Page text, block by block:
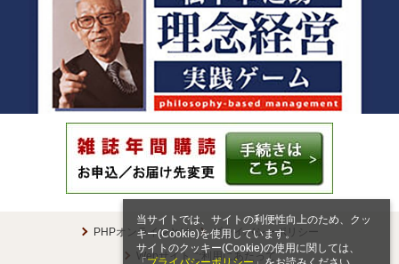
当サイトでは、サイトの利便性向上のため、クッ
キー(Cookie)を使用しています。
サイトのクッキー(Cookie)の使用に関しては、
PHPオンラインとは
プライバシーポリシー
Webサイトご利用にあたって